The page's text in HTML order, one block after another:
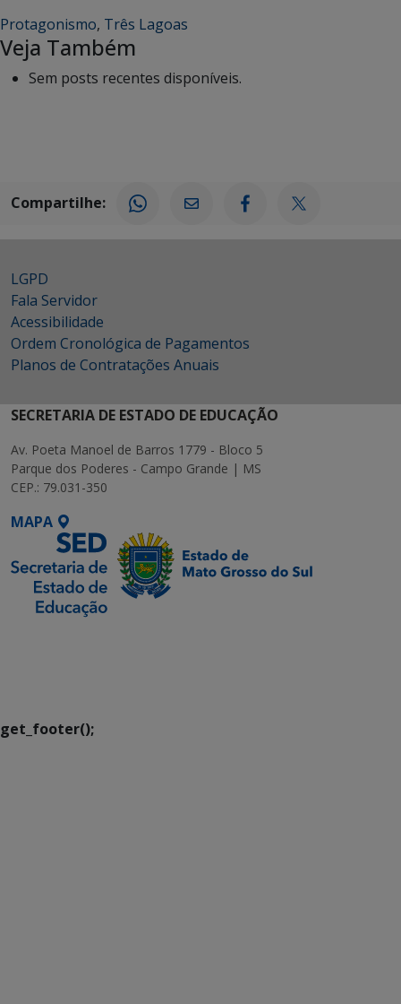
Protagonismo, Três Lagoas
Veja Também
Sem posts recentes disponíveis.
Compartilhe:
LGPD
Fala Servidor
Acessibilidade
Ordem Cronológica de Pagamentos
Planos de Contratações Anuais
SECRETARIA DE ESTADO DE EDUCAÇÃO
Av. Poeta Manoel de Barros 1779 - Bloco 5
Parque dos Poderes - Campo Grande | MS
CEP.: 79.031-350
MAPA
get_footer();